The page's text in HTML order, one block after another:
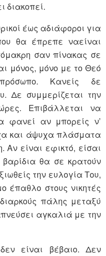
διακοπεί.
έως αδιάφοροι για
θα έπρεπε ναείναι
σαν πίνακας σε
μόνος, μόνο με το Θεό
Κανείς δε
Δε συμμερίζεται την
Επιβάλλεται να
φανεί αν μπορείς ν’
και άψυχα πλάσματα
Αν είναι εφικτό, είσαι
θα σε κρατούν
την ευλογία Του,
έπαθλο στους νικητές
πάλης μεταξύ
αγκαλιά με την
είναι βέβαιο. Δεν